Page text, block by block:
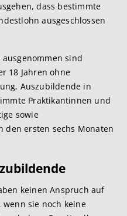
dass bestimmte
ausgeschlossen
sind
18 Jahren ohne
Auszubildende in
Praktikantinnen und
sowie
den ersten sechs Monaten
keinen Anspruch auf
sie noch keine